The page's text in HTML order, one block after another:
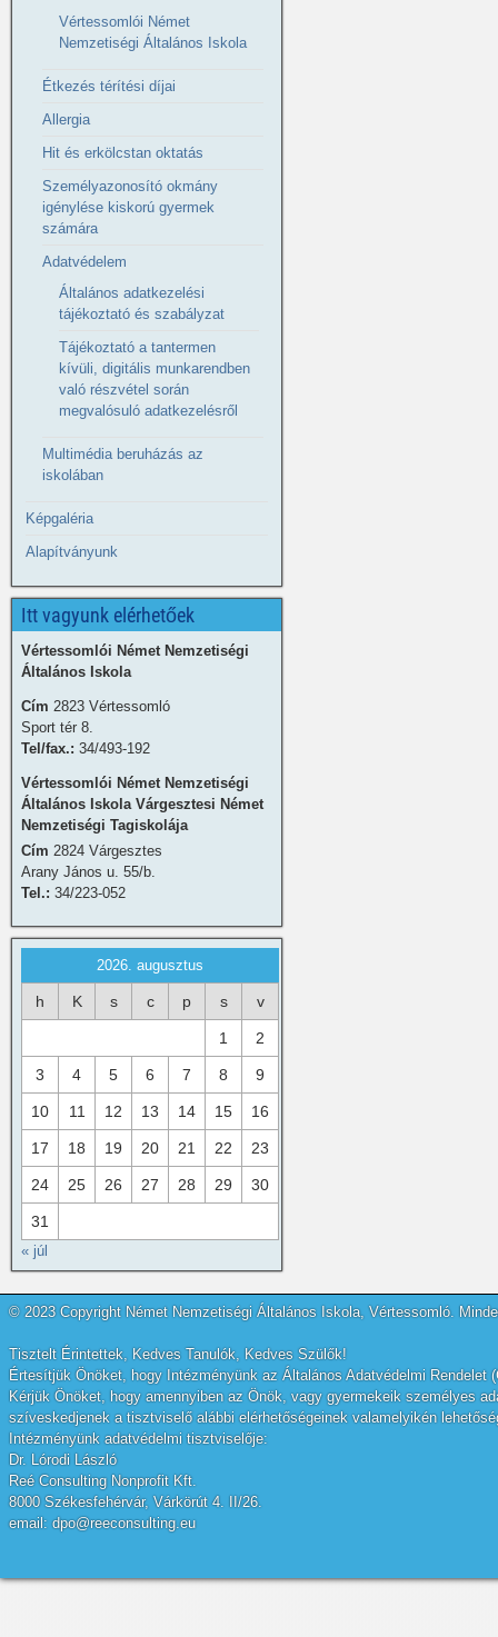
Vértessomlói Német
Nemzetiségi Általános Iskola
Étkezés térítési díjai
Allergia
Hit és erkölcstan oktatás
Személyazonosító okmány
igénylése kiskorú gyermek
számára
Adatvédelem
Általános adatkezelési
tájékoztató és szabályzat
Tájékoztató a tantermen
kívüli, digitális munkarendben
való részvétel során
megvalósuló adatkezelésről
Multimédia beruházás az
iskolában
Képgaléria
Alapítványunk
Itt vagyunk elérhetőek
Vértessomlói Német Nemzetiségi
Általános Iskola
Cím 2823 Vértessomló
Sport tér 8.
Tel/fax.: 34/493-192
Vértessomlói Német Nemzetiségi
Általános Iskola Várgesztesi Német
Nemzetiségi Tagiskolája
Cím 2824 Várgesztes
Arany János u. 55/b.
Tel.: 34/223-052
2026. augusztus
h K s c p s v
1 2
3 4 5 6 7 8 9
10 11 12 13 14 15 16
17 18 19 20 21 22 23
24 25 26 27 28 29 30
31
« júl
© 2023 Copyright Német Nemzetiségi Általános Iskola, Vértessomló.
Tisztelt Érintettek, Kedves Tanulók, Kedves Szülők!
Értesítjük Önöket, hogy Intézményünk az Általános Adatvédelmi
Kérjük Önöket, hogy amennyiben az Önök, vagy gyermekeik személyes
szíveskedjenek a tisztviselő alábbi elérhetőségeinek valamelyikén
Intézményünk adatvédelmi tisztviselője:
Dr. Lórodi László
Reé Consulting Nonprofit Kft.
8000 Székesfehérvár, Várkörút 4. II/26.
email: dpo@reeconsulting.eu